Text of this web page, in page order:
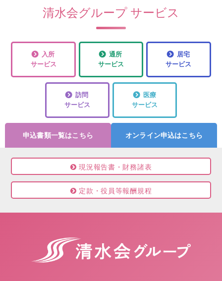
申込書類一覧はこちら オンライン申込はこちら
清水会グループ サービス
入所
サービス
通所
サービス
居宅
サービス
訪問
サービス
医療
サービス
現況報告書・財務諸表
定款・役員等報酬規程